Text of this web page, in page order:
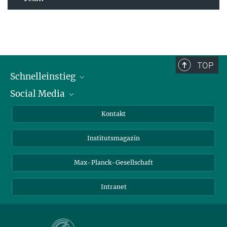
TOP
Schnelleinstieg
Alumni
Schulen
Studierende
Social Media
Facebook
YouTube
Kontakt
Institutsmagazin
Max-Planck-Gesellschaft
Intranet